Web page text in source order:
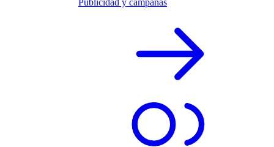
Publicidad y campañas